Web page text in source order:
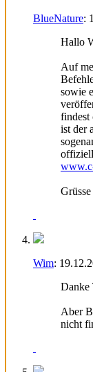
BlueNature:
Hallo
Auf
sowie
findest
ist der
Wim:
Danke
Aber
nicht